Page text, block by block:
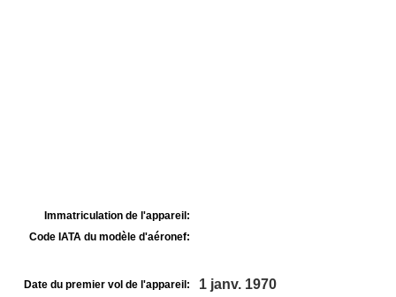
Immatriculation de l'appareil:
Code IATA du modèle d'aéronef:
Date du premier vol de l'appareil: 1 janv. 1970